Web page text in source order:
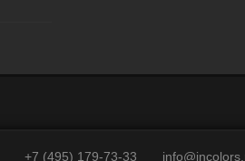
+7 (495) 179-73-33